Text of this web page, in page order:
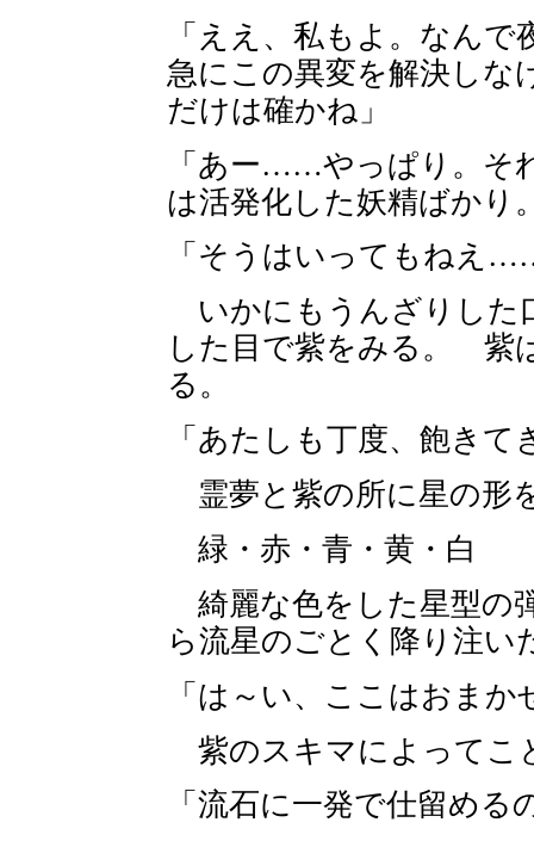
「ええ、私もよ。なん
急にこの異変を解決しな
だけは確かね」
「あー……やっぱり。そ
は活発化した妖精ばかり
「そうはいってもねえ
いかにもうんざりした
した目で紫をみる。 紫
る。
「あたしも丁度、飽き
霊夢と紫の所に星の形
緑・赤・青・黄・白
綺麗な色をした星型の
ら流星のごとく降り注
「は～い、ここはおまか
紫のスキマによってこ
「流石に一発で仕留め